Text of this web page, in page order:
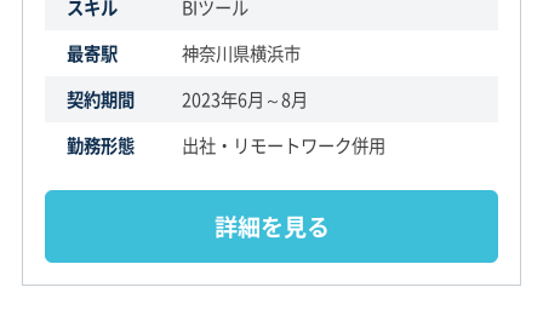
スキル
BIツール
最寄駅
神奈川県横浜市
契約期間
2023年6月～8月
勤務形態
出社・リモートワーク併用
詳細を見る